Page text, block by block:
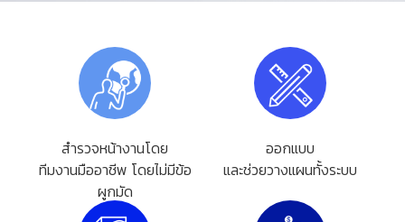
สำรวจหน้างานโดย
ทีมงานมืออาชีพ โดยไม่มีข้อ
ผูกมัด
ออกแบบ
และช่วยวางแผนทั้งระบบ